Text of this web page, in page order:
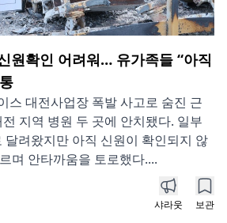
원확인 어려워… 유가족들 “아직
스 대전사업장 폭발 사고로 숨진 근
지역 병원 두 곳에 안치됐다. 일부
달려왔지만 아직 신원이 확인되지 않
며 안타까움을 토로했다....
샤라웃 보관